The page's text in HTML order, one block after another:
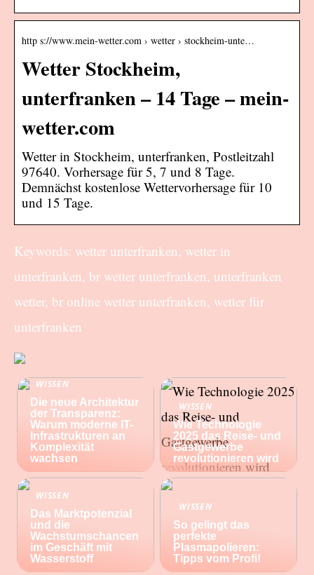
http s://www.mein-wetter.com › wetter › stockheim-unte…
Wetter Stockheim,
unterfranken – 14 Tage – mein-
wetter.com
Wetter in Stockheim, unterfranken, Postleitzahl
97640. Vorhersage für 5, 7 und 8 Tage.
Demnächst kostenlose Wettervorhersage für 10
und 15 Tage.
Keywords: wetter unterfranken, wetter in
unterfranken, br wetter unterfranken, unterfranken
wetter, br online wetter unterfranken, wetter für
unterfranken
WISSEN
Die neue Architektur
der Transparenz:
Warum moderne IT-
Infrastrukturen an
Komplexität
wachsen
WISSEN
Wie Technologie
2025 das Reise- und
Gastgewerbe
revolutionieren wird
WISSEN
Das Marktpotenzial
und die
Wachstumschancen
im Geschäft mit
Wasserstoff
WISSEN
So gelingt das
perfekte
Plasmapolieren:
Tipps vom Profi!